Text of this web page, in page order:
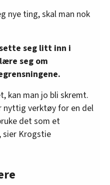
nye ting, skal man nok
seg litt inn i
seg om
kan man jo bli skremt.
nyttig verktøy for en del
det som et
sier Krogstie